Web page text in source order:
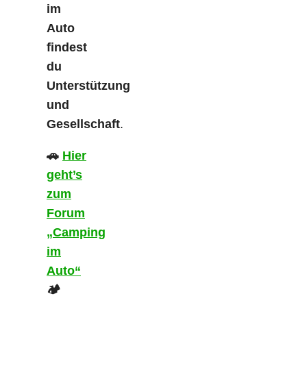
im
Auto
findest
du
Unterstützung
und
Gesellschaft.
🚗 Hier
geht’s
zum
Forum
„Camping
im
Auto“
🏕️